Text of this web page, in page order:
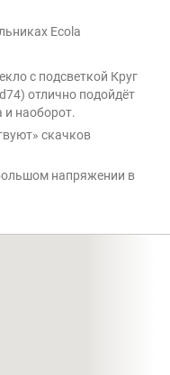
Ecola
с подсветкой Круг
отлично подойдёт
и наоборот.
скачков
напряжении в